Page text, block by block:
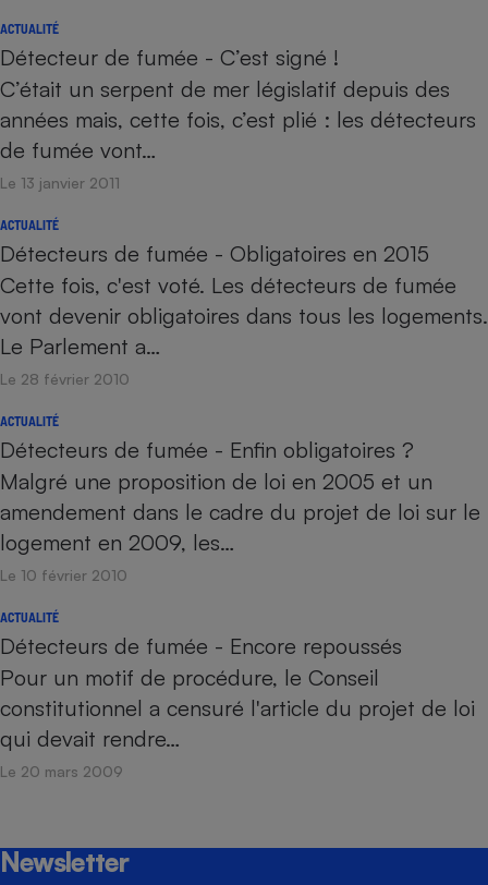
ACTUALITÉ
Détecteur de fumée - C’est signé !
C’était un serpent de mer législatif depuis des
années mais, cette fois, c’est plié : les détecteurs
de fumée vont…
Le 13 janvier 2011
ACTUALITÉ
Détecteurs de fumée - Obligatoires en 2015
Cette fois, c'est voté. Les détecteurs de fumée
vont devenir obligatoires dans tous les logements.
Le Parlement a…
Le 28 février 2010
ACTUALITÉ
Détecteurs de fumée - Enfin obligatoires ?
Malgré une proposition de loi en 2005 et un
amendement dans le cadre du projet de loi sur le
logement en 2009, les…
Le 10 février 2010
ACTUALITÉ
Détecteurs de fumée - Encore repoussés
Pour un motif de procédure, le Conseil
constitutionnel a censuré l'article du projet de loi
qui devait rendre…
Le 20 mars 2009
Newsletter